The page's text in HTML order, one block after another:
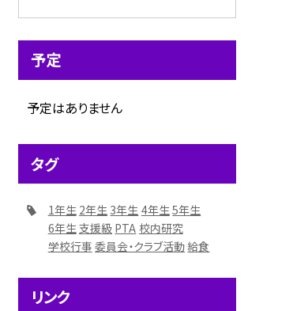
予定
予定はありません
タグ
1年生 2年生 3年生 4年生 5年生
6年生 支援級 PTA 校内研究
学校行事 委員会・クラブ活動 給食
リンク